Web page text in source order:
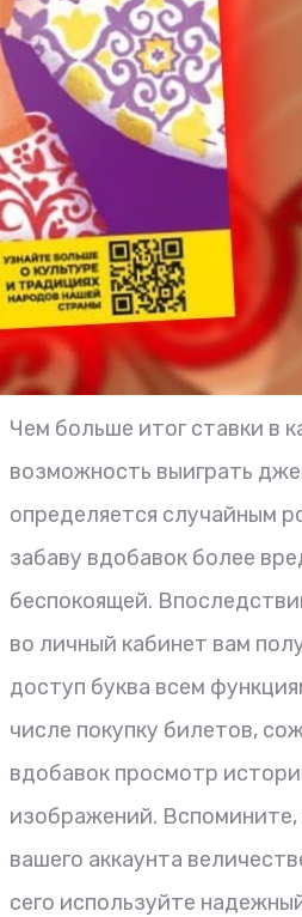
Чем больше итог ставки в
возможность выиграть
определяется случайным
забаву вдобавок более
беспокоящей.
во личный кабинет вам
доступ буква всем
числе покупку билетов,
вдобавок просмотр
изображений. Вспомините,
вашего аккаунта
сего используйте